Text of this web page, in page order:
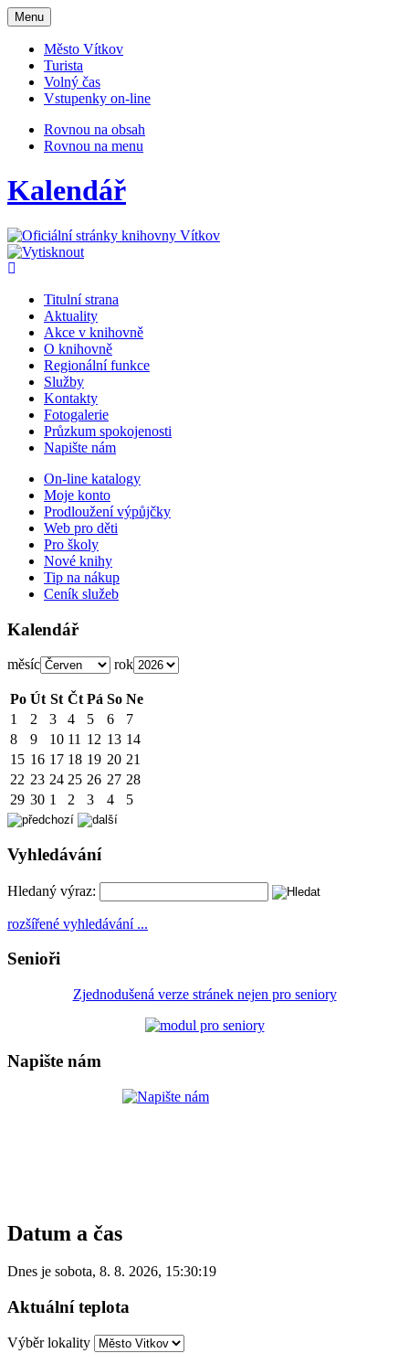
Otevřit
navigaci
Menu
Město Vítkov
Turista
Volný čas
Vstupenky on-line
Rovnou na obsah
Rovnou na menu
Kalendář
Titulní strana
Aktuality
Akce v knihovně
O knihovně
Regionální funkce
Služby
Kontakty
Fotogalerie
Průzkum spokojenosti
Napište nám
On-line katalogy
Moje konto
Prodloužení výpůjčky
Web pro děti
Pro školy
Nové knihy
Tip na nákup
Ceník služeb
Kalendář
měsíc rok
Po Út St Čt Pá So Ne
1
2 3 4 5 6
7
8
9 10 11 12 13 14
15 16 17 18 19 20 21
22 23 24 25 26 27 28
29 30 1 2 3 4 5
Vyhledávání
Hledaný výraz:
rozšířené vyhledávání ...
Senioři
Zjednodušená verze stránek nejen pro seniory
Napište nám
Datum a čas
Dnes je sobota, 8. 8. 2026, 15:30:19
Aktuální teplota
Výběr lokality